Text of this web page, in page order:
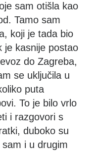
sam otišla kao
Tamo sam
koji je tada bio
je kasnije postao
do Zagreba,
se uključila u
puta
To je bilo vrlo
i razgovori s
duboko su
i u drugim